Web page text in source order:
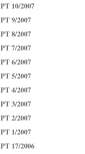
PT 10/2007
PT 9/2007
PT 8/2007
PT 7/2007
PT 6/2007
PT 5/2007
PT 4/2007
PT 3/2007
PT 2/2007
PT 1/2007
PT 17/2006